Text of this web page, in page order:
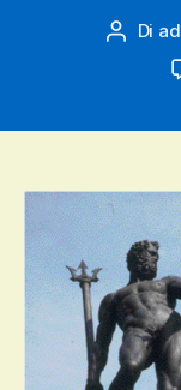
Autore
articolo
Di